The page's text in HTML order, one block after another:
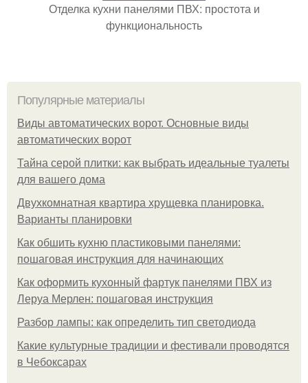
Отделка кухни панелями ПВХ: простота и
функциональность
Популярные материалы
Виды автоматических ворот. Основные виды
автоматических ворот
Тайна серой плитки: как выбрать идеальные туалеты
для вашего дома
Двухкомнатная квартира хрущевка планировка.
Варианты планировки
Как обшить кухню пластиковыми панелями:
пошаговая инструкция для начинающих
Как оформить кухонный фартук панелями ПВХ из
Леруа Мерлен: пошаговая инструкция
Разбор лампы: как определить тип светодиода
Какие культурные традиции и фестивали проводятся
в Чебоксарах